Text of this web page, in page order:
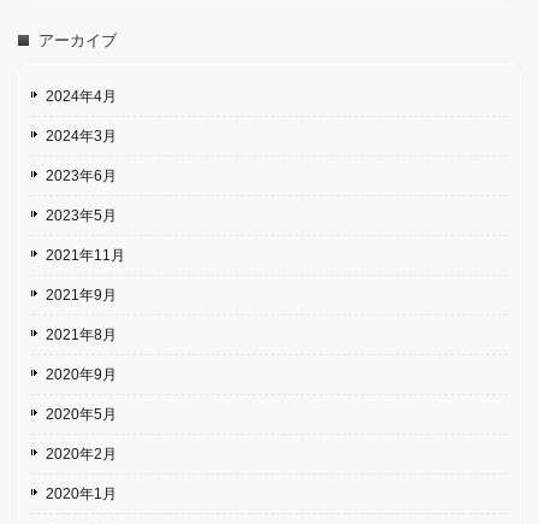
アーカイブ
2024年4月
2024年3月
2023年6月
2023年5月
2021年11月
2021年9月
2021年8月
2020年9月
2020年5月
2020年2月
2020年1月